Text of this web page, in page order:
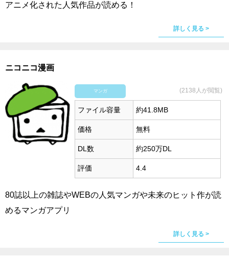
アニメ化された人気作品が読める！
詳しく見る >
ニコニコ漫画
マンガ (2138人が閲覧)
ファイル容量 約41.8MB
価格 無料
DL数 約250万DL
評価 4.4
80誌以上の雑誌やWEBの人気マンガや未来のヒット作が読
めるマンガアプリ
詳しく見る >